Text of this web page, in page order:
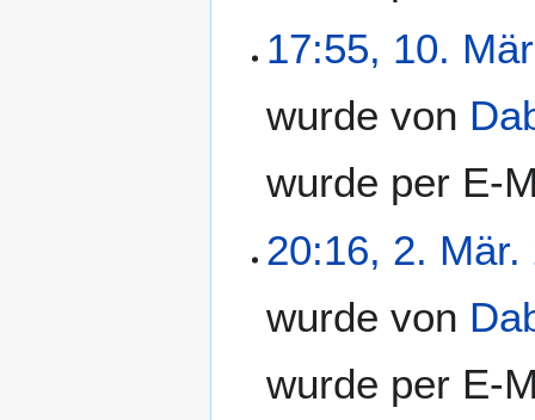
17:55, 10.
wurde von
wurde per E-
20:16, 2. Mär.
wurde von
wurde per E-